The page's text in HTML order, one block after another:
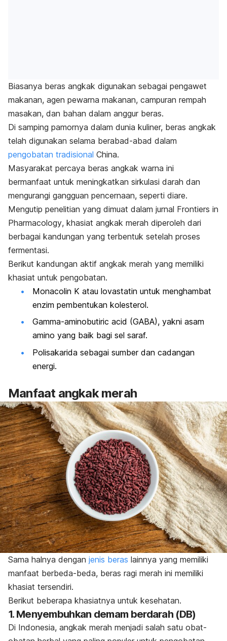
Biasanya beras angkak digunakan sebagai pengawet
makanan, agen pewarna makanan, campuran rempah
masakan, dan bahan dalam anggur beras.
Di samping pamornya dalam dunia kuliner, beras angkak
telah digunakan selama berabad-abad dalam
pengobatan tradisional China.
Masyarakat percaya beras angkak warna ini
bermanfaat untuk meningkatkan sirkulasi darah dan
mengurangi gangguan pencernaan, seperti diare.
Mengutip penelitian yang dimuat dalam jurnal Frontiers in
Pharmacology, khasiat angkak merah diperoleh dari
berbagai kandungan yang terbentuk setelah proses
fermentasi.
Berikut kandungan aktif angkak merah yang memiliki
khasiat untuk pengobatan.
Monacolin K atau lovastatin untuk menghambat
enzim pembentukan kolesterol.
Gamma-aminobutiric acid (GABA), yakni asam
amino yang baik bagi sel saraf.
Polisakarida sebagai sumber dan cadangan
energi.
Manfaat angkak merah
Sama halnya dengan jenis beras lainnya yang memiliki
manfaat berbeda-beda, beras ragi merah ini memiliki
khasiat tersendiri.
Berikut beberapa khasiatnya untuk kesehatan.
1. Menyembuhkan demam berdarah (DB)
Di Indonesia, angkak merah menjadi salah satu obat-